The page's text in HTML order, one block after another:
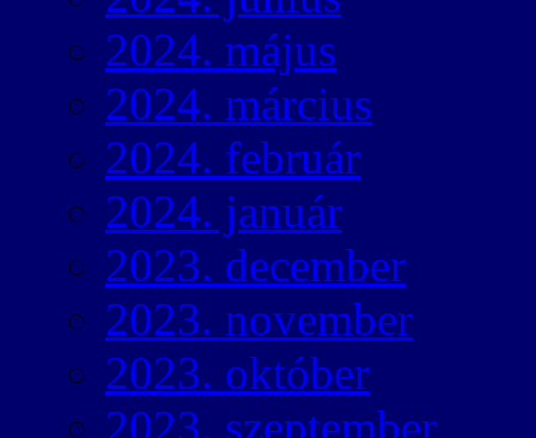
2024. május
2024. március
2024. február
2024. január
2023. december
2023. november
2023. október
2023. szeptember